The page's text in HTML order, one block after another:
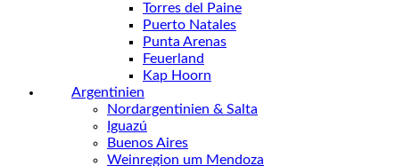
Torres del Paine
Puerto Natales
Punta Arenas
Feuerland
Kap Hoorn
Argentinien
Nordargentinien & Salta
Iguazú
Buenos Aires
Weinregion um Mendoza